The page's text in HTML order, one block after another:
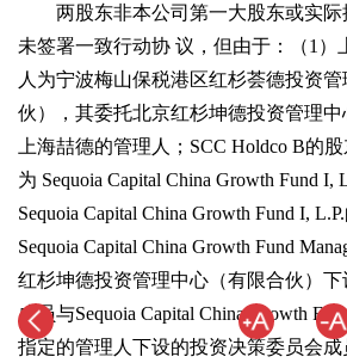
两股东非本公司第一大股东或实际
未签署一致行动协 议，但由于：（1）
人为宁波梅山保税港区红杉荟德投资
伙），其委托北京红杉坤德投资管理
上海喆德的管理人；SCC Holdco B的
为 Sequoia Capital China Growth Fund I,
Sequoia Capital China Growth Fund I,
Sequoia Capital China Growth Fund
红杉坤德投资管理中心（有限合伙）
成员与Sequoia Capital China Growth
指定的管理人下设的投资决策委员会